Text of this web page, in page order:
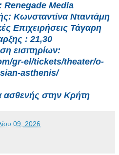
Renegade Media
Κωνσταντίνα Νταντάμη
Επιχειρήσεις Τάγαρη
: 21,30
εισιτηρίων:
gr-el/tickets/theater/o-
asthenis/
ασθενής στην Κρήτη
09, 2026